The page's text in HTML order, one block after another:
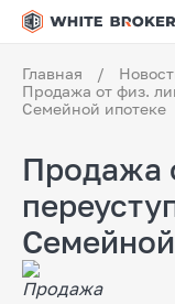
Главная /
Продажа от физ.
Семейной ипотеке
Продажа